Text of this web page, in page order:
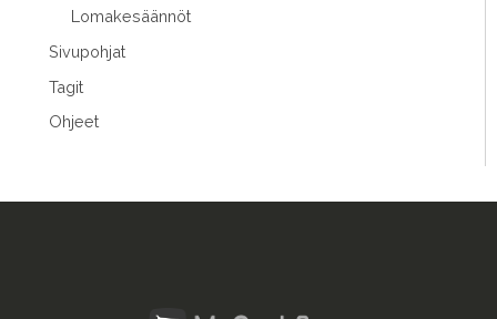
Lomakesäännöt
Sivupohjat
Tagit
Ohjeet